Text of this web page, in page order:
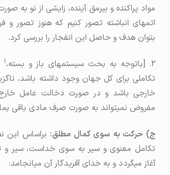
مواد پراکنده و بی­رمق آینده، زایشی از نو به
اتم­های انباشته تصور کنیم که هنوز تصور
بتوان هدف و حاصل این انفجار را بررسی کرد.
۲. [باتوجه به بحث سیستم­های باز و بسته، 1
تکاملی برای کل جهان وجود داشته باشد،
خارجی باشد و در صورت دخالت عامل
مفروض نمی­تواند به صورت صرف مادی باقی
ج) حرکت به سوی کمال مطلق: براساس این
تکامل معنوی و سیر به سوی خداست، سیر و
آغاز می­گردد و به خدای آفریدگار آن می­انجامد: